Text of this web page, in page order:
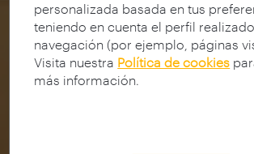
personalizada basada en tus
teniendo en cuenta el perfil
navegación (por ejemplo, páginas
Visita nuestra Política de cookies
más información.